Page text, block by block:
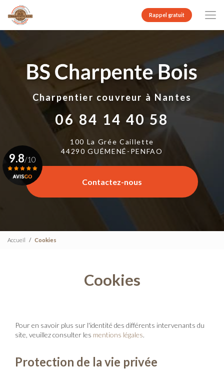
contenu
principal
Rappel gratuit
Charpentier couvreur à Nantes
06 84 14 40 58
100 La Grée Caillette
44290 GUÉMENÉ-PENFAO
Contactez-nous
9.8/10
Voir le certificat
Accueil Cookies
Cookies
Pour en savoir plus sur l'identité des différents intervenants du
site, veuillez consulter les mentions légales.
Protection de la vie privée